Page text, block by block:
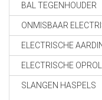
BAL TEGENHOUDER
ONMISBAAR
ELECTRISCHE
ELECTRISCHE
SLANGEN HASPELS